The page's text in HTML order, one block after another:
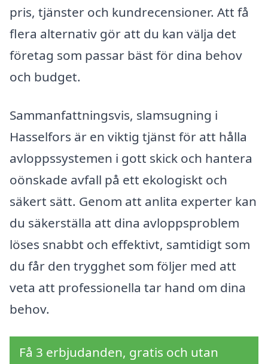
pris, tjänster och kundrecensioner. Att få
flera alternativ gör att du kan välja det
företag som passar bäst för dina behov
och budget.
Sammanfattningsvis, slamsugning i
Hasselfors är en viktig tjänst för att hålla
avloppssystemen i gott skick och hantera
oönskade avfall på ett ekologiskt och
säkert sätt. Genom att anlita experter kan
du säkerställa att dina avloppsproblem
löses snabbt och effektivt, samtidigt som
du får den trygghet som följer med att
veta att professionella tar hand om dina
behov.
Få 3 erbjudanden, gratis och utan